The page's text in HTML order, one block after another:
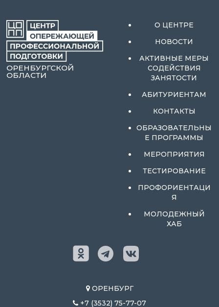
ОРЕНБУРГСКОЙ
ОБЛАСТИ
О ЦЕНТРЕ
НОВОСТИ
АКТИВНЫЕ МЕРЫ
СОДЕЙСТВИЯ
ЗАНЯТОСТИ
АБИТУРИЕНТАМ
КОНТАКТЫ
ОБРАЗОВАТЕЛЬНЫ
Е ПРОГРАММЫ
МЕРОПРИЯТИЯ
ТЕСТИРОВАНИЕ
ПРОФОРИЕНТАЦИ
Я
МОЛОДЕЖНЫЙ
ХАБ
ОРЕНБУРГ
+7 (3532) 75-77-07